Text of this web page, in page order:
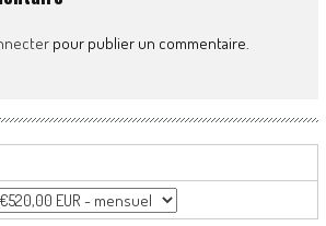
pour publier un commentaire.